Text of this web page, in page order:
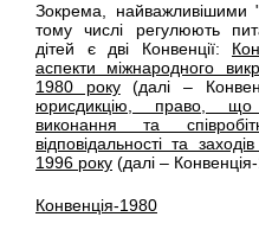
Зокрема, найважливішими
тому числі регулюють
дітей є дві Конвенції:
аспекти міжнародного
1980 року(далі –
юрисдикцію, право, що
виконання та
відповідальності та
1996 року (далі –
Конвенція-1980